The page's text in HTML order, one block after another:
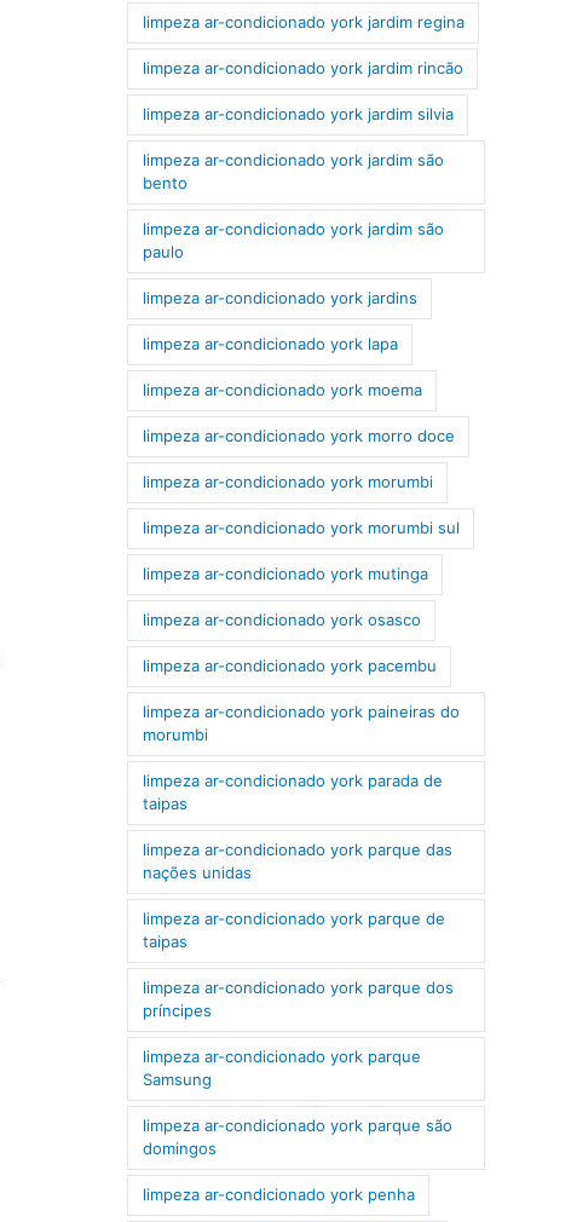
limpeza ar-condicionado york jardim regina
limpeza ar-condicionado york jardim rincão
limpeza ar-condicionado york jardim silvia
limpeza ar-condicionado york jardim são
bento
limpeza ar-condicionado york jardim são
paulo
limpeza ar-condicionado york jardins
limpeza ar-condicionado york lapa
limpeza ar-condicionado york moema
limpeza ar-condicionado york morro doce
limpeza ar-condicionado york morumbi
limpeza ar-condicionado york morumbi sul
limpeza ar-condicionado york mutinga
limpeza ar-condicionado york osasco
limpeza ar-condicionado york pacembu
limpeza ar-condicionado york paineiras do
morumbi
limpeza ar-condicionado york parada de
taipas
limpeza ar-condicionado york parque das
nações unidas
limpeza ar-condicionado york parque de
taipas
limpeza ar-condicionado york parque dos
príncipes
limpeza ar-condicionado york parque
Samsung
limpeza ar-condicionado york parque são
domingos
limpeza ar-condicionado york penha